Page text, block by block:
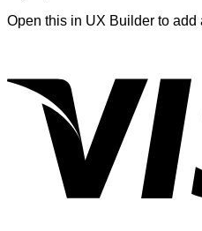
Open this in UX Builder to add